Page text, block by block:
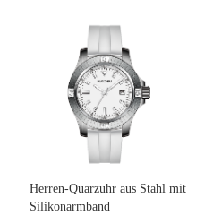
Herren-Quarzuhr aus Stahl mit
Silikonarmband